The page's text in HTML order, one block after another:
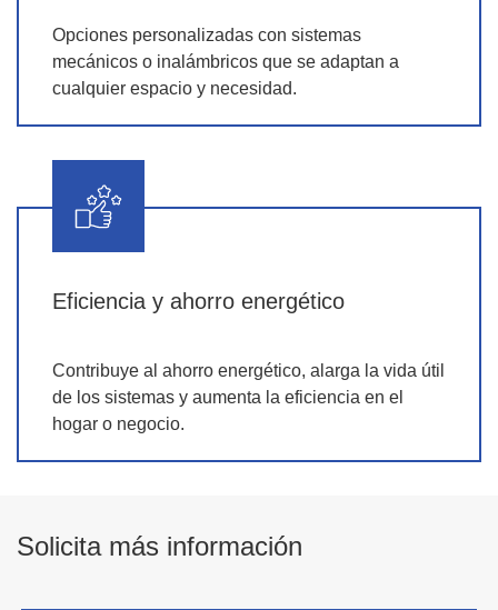
Opciones personalizadas con sistemas
mecánicos o inalámbricos que se adaptan a
cualquier espacio y necesidad.
Eficiencia y ahorro energético
Contribuye al ahorro energético, alarga la vida útil
de los sistemas y aumenta la eficiencia en el
hogar o negocio.
Solicita más información